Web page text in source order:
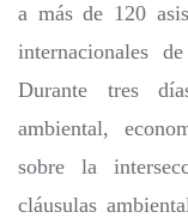
a más de 120
internacionales
Durante tres
ambiental,
sobre la
cláusulas